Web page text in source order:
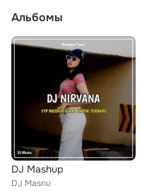
Альбомы
DJ Mashup
DJ Masnu